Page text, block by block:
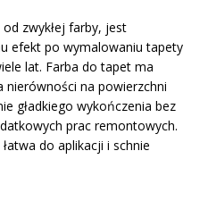
zwykłej farby, jest
efekt po wymalowaniu tapety
lat. Farba do tapet ma
na powierzchni
gładkiego wykończenia bez
prac remontowych.
do aplikacji i schnie